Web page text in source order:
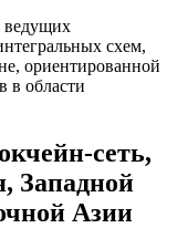
ведущих
схем,
ориентированной
в области
сеть,
Западной
Азии